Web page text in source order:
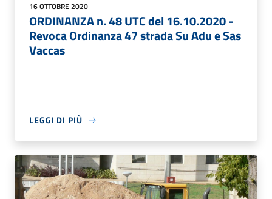
16 OTTOBRE 2020
ORDINANZA n. 48 UTC del 16.10.2020 -
Revoca Ordinanza 47 strada Su Adu e Sas
Vaccas
LEGGI DI PIÙ